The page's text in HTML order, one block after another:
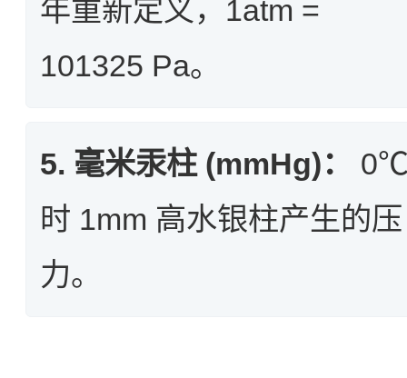
年重新定义，1atm =
101325 Pa。
5. 毫米汞柱 (mmHg)：
时 1mm 高水银柱产生的压
力。